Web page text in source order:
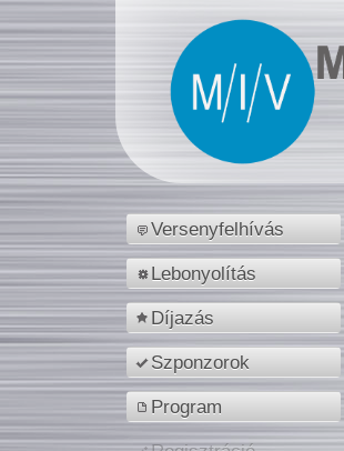
Versenyfelhívás
Lebonyolítás
Díjazás
Szponzorok
Program